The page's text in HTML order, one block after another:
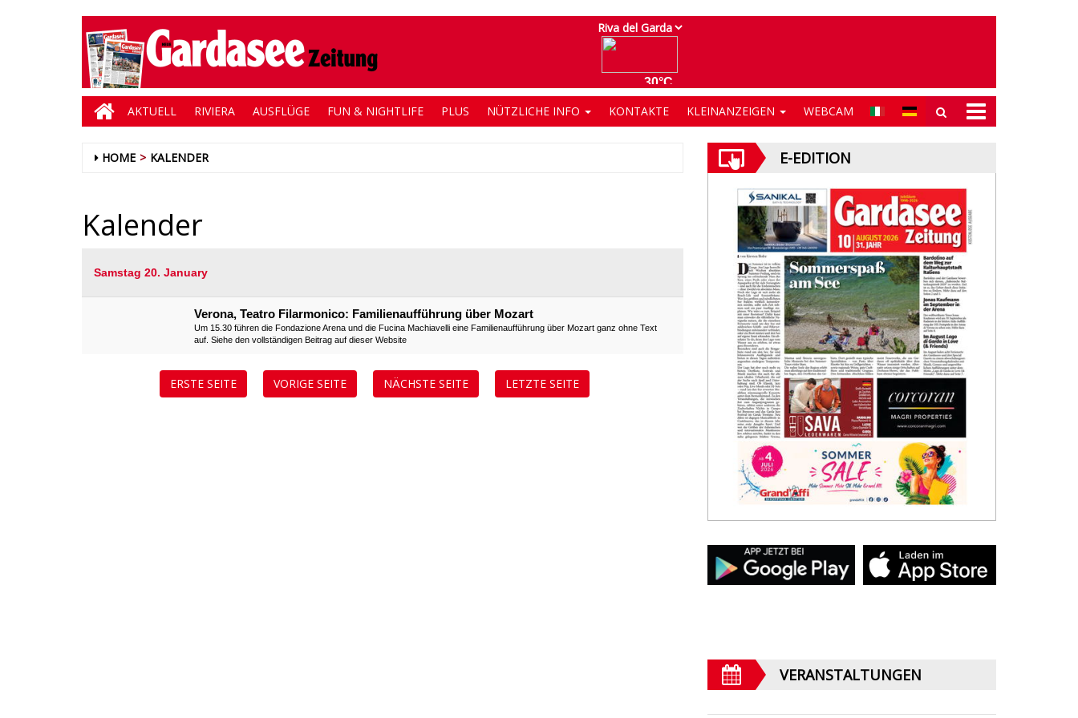
AKTUELL RIVIERA AUSFLÜGE FUN & NIGHTLIFE PLUS NÜTZLICHE INFO KONTAKTE KLEINANZEIGEN WEBCAM
HOME KALENDER
Kalender
Samstag 20. January
Verona, Teatro Filarmonico: Familienaufführung über Mozart
Um 15.30 führen die Fondazione Arena und die Fucina Machiavelli eine Familienaufführung über Mozart ganz ohne Text
auf. Siehe den vollständigen Beitrag auf dieser Website
ERSTE SEITE VORIGE SEITE NÄCHSTE SEITE LETZTE SEITE
E-EDITION
VERANSTALTUNGEN